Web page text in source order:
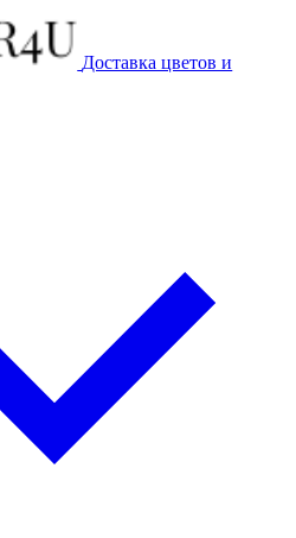
Доставка цветов и